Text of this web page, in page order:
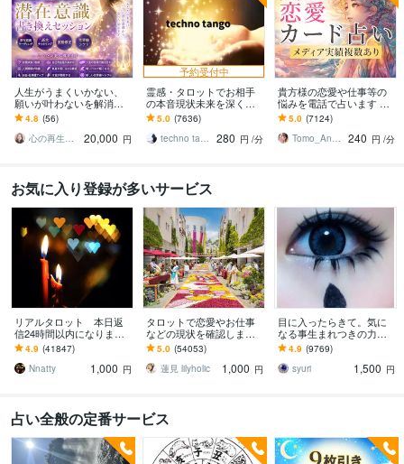
人生がうまくいかない、
願いが叶わないを解消し
ます 現実を変えるために
努力したのに、自力では
もう無理と感じている
4.8 (56)
心の再生セラピスト YASUKO
20,000 円
予約受付中
霊感・タロットでお相手
の本音現状未来を深く視
ます 恋愛・仕事・家族・
人間関係の本質を見抜き
スピード解決へ
5.0 (7636)
techno tango
280 円 /分
貴方様の恋愛や仕事等の
悩みを電話で占います タ
ロットカード、オラクル
カード、ルノルマンカー
ドを使用します
5.0 (7124)
Tomo_Angel7
240 円 /分
お気に入り登録が多いサービス
リアルタロット 本日返
信24時間以内になります
❤︎タイトルをご確認くださ
い❤︎
4.9 (41847)
Nnatty
1,000 円
タロットで恋愛やお仕事
などの現状を確認します
アドバイスもしっかりお
届けしますので安心して
ください♡
5.0 (54053)
蓮見 lilyholic
1,000 円
目に入ったらきて。気に
なる事生まれつきの力で
視ます 視ましょう恋愛や
仕事などこの先など
4.9 (9769)
syuri
1,500 円
占い全般の定番サービス